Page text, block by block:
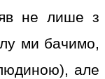
не лише з
ми бачимо,
але